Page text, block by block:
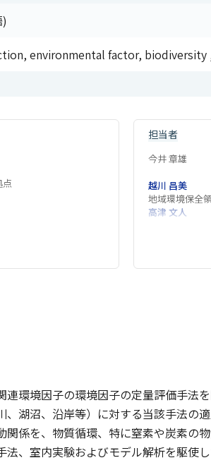
environmental factor,
担当者
今井 章雄
越川 昌美
地域環境保全
高津 文人
川崎 伸之
連環境因子の環境因子の定量評価手法
、湖沼、沿岸等）に対する当該手法の
関係を、物質循環、特に窒素や炭素の
法、室内実験およびモデル解析を駆使